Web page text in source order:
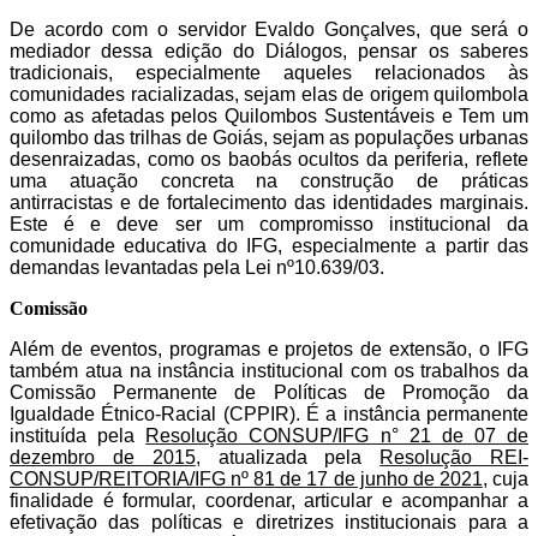
De acordo com o servidor Evaldo Gonçalves, que será o
mediador dessa edição do Diálogos, pensar os saberes
tradicionais, especialmente aqueles relacionados às
comunidades racializadas, sejam elas de origem quilombola
como as afetadas pelos Quilombos Sustentáveis e Tem um
quilombo das trilhas de Goiás, sejam as populações urbanas
desenraizadas, como os baobás ocultos da periferia, reflete
uma atuação concreta na construção de práticas
antirracistas e de fortalecimento das identidades marginais.
Este é e deve ser um compromisso institucional da
comunidade educativa do IFG, especialmente a partir das
demandas levantadas pela Lei nº10.639/03.
Comissão
Além de eventos, programas e projetos de extensão, o IFG
também atua na instância institucional com os trabalhos da
Comissão
Permanente de Políticas de Promoção da
Igualdade Étnico-Racial (CPPIR). Éa instância permanente
instituída pela
Resolução CONSUP/IFG n° 21 de 07 de
dezembro de 2015, atualizada pela
Resolução REI-
CONSUP/REITORIA/IFG nº 81 de 17 de junho de 2021,cuja
finalidade é formular, coordenar, articular e acompanhar a
efetivação das políticas e diretrizes institucionais para a